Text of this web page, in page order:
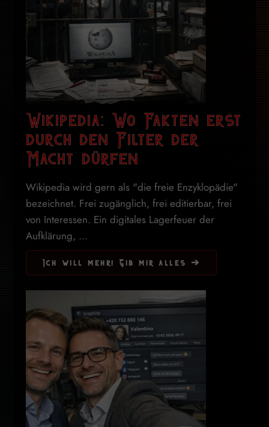
Wikipedia: Wo Fakten erst
durch den Filter der
Macht dürfen
Wikipedia wird gern als "die freie Enzyklopädie"
bezeichnet. Frei zugänglich, frei editierbar, frei
von Interessen. Ein digitales Lagerfeuer der
Aufklärung, ...
Ich will mehr! Gib mir alles ➔